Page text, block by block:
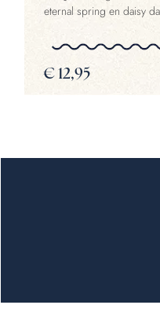
eternal spring en daisy
€ 12,95